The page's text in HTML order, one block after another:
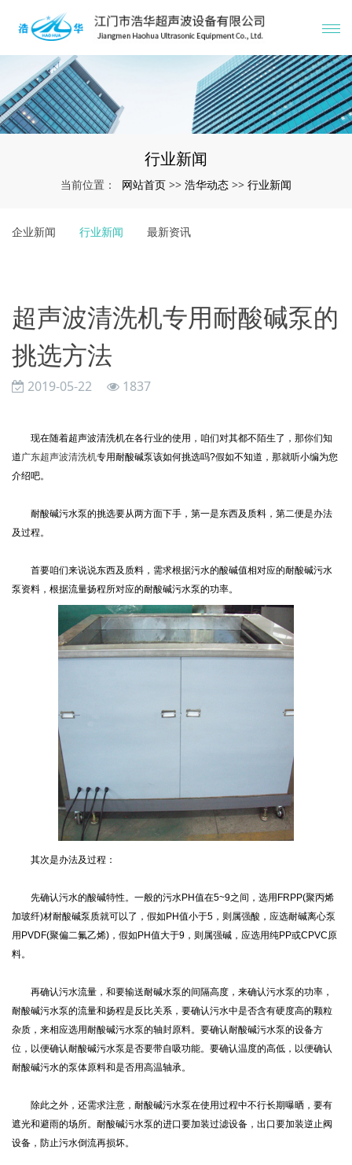
行业新闻
当前位置： 网站首页 >> 浩华动态 >> 行业新闻
企业新闻 行业新闻 最新资讯
超声波清洗机专用耐酸碱泵的
挑选方法
2019-05-22 1837
现在随着超声波清洗机在各行业的使用，咱们对其都不陌生了，那你们知
道广东超声波清洗机专用耐酸碱泵该如何挑选吗?假如不知道，那就听小编为您
介绍吧。
耐酸碱污水泵的挑选要从两方面下手，第一是东西及质料，第二便是办法
及过程。
首要咱们来说说东西及质料，需求根据污水的酸碱值相对应的耐酸碱污水
泵资料，根据流量扬程所对应的耐酸碱污水泵的功率。
其次是办法及过程：
先确认污水的酸碱特性。一般的污水PH值在5~9之间，选用FRPP(聚丙烯
加玻纤)材耐酸碱泵质就可以了，假如PH值小于5，则属强酸，应选耐碱离心泵
用PVDF(聚偏二氟乙烯)，假如PH值大于9，则属强碱，应选用纯PP或CPVC原
料。
再确认污水流量，和要输送耐碱水泵的间隔高度，来确认污水泵的功率，
耐酸碱污水泵的流量和扬程是反比关系，要确认污水中是否含有硬度高的颗粒
杂质，来相应选用耐酸碱污水泵的轴封原料。要确认耐酸碱污水泵的设备方
位，以便确认耐酸碱污水泵是否要带自吸功能。要确认温度的高低，以便确认
耐酸碱污水的泵体原料和是否用高温轴承。
除此之外，还需求注意，耐酸碱污水泵在使用过程中不行长期曝晒，要有
遮光和避雨的场所。耐酸碱污水泵的进口要加装过滤设备，出口要加装逆止阀
设备，防止污水倒流再损坏。